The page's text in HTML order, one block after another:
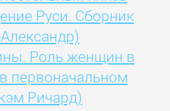
Руси. Сборник
Роль женщин в
первоначальном
Ричард)